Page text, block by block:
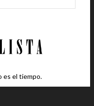
es el tiempo.